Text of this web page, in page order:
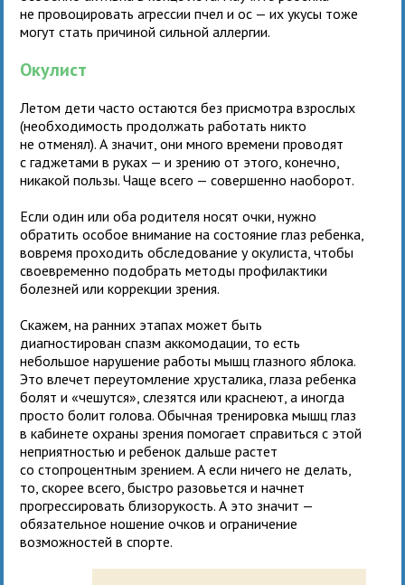
не провоцировать агрессии пчел и ос — их укусы тоже
могут стать причиной сильной аллергии.
Окулист
Летом дети часто остаются без присмотра взрослых
(необходимость продолжать работать никто
не отменял). А значит, они много времени проводят
с гаджетами в руках — и зрению от этого, конечно,
никакой пользы. Чаще всего — совершенно наоборот.
Если один или оба родителя носят очки, нужно
обратить особое внимание на состояние глаз ребенка,
вовремя проходить обследование у окулиста, чтобы
своевременно подобрать методы профилактики
болезней или коррекции зрения.
Скажем, на ранних этапах может быть
диагностирован спазм аккомодации, то есть
небольшое нарушение работы мышц глазного яблока.
Это влечет переутомление хрусталика, глаза ребенка
болят и «чешутся», слезятся или краснеют, а иногда
просто болит голова. Обычная тренировка мышц глаз
в кабинете охраны зрения помогает справиться с этой
неприятностью и ребенок дальше растет
со стопроцентным зрением. А если ничего не делать,
то, скорее всего, быстро разовьется и начнет
прогрессировать близорукость. А это значит —
обязательное ношение очков и ограничение
возможностей в спорте.